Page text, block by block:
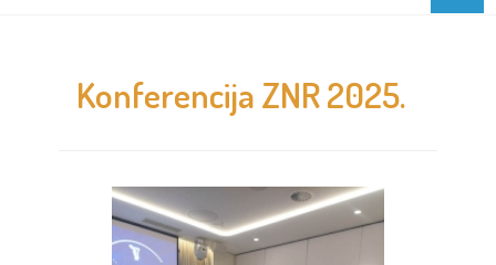
Konferencija ZNR 2025.